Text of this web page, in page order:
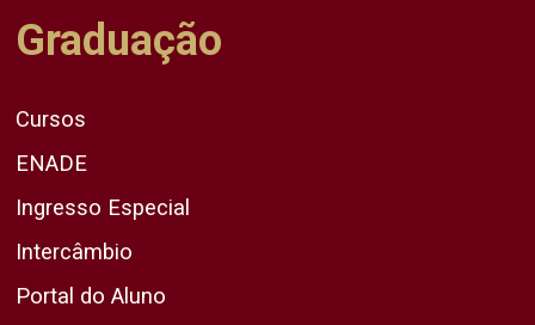
Graduação
Cursos
ENADE
Ingresso Especial
Intercâmbio
Portal do Aluno